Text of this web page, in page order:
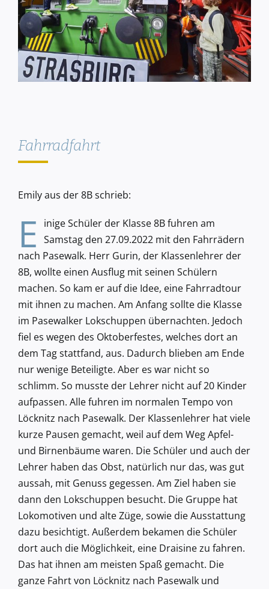
Fahrradfahrt
Emily aus der 8B schrieb:
E
inige Schüler der Klasse 8B fuhren am
Samstag den 27.09.2022 mit den Fahrrädern
nach Pasewalk. Herr Gurin, der Klassenlehrer der
8B, wollte einen Ausflug mit seinen Schülern
machen. So kam er auf die Idee, eine Fahrradtour
mit ihnen zu machen. Am Anfang sollte die Klasse
im Pasewalker Lokschuppen übernachten. Jedoch
fiel es wegen des Oktoberfestes, welches dort an
dem Tag stattfand, aus. Dadurch blieben am Ende
nur wenige Beteiligte. Aber es war nicht so
schlimm. So musste der Lehrer nicht auf 20 Kinder
aufpassen. Alle fuhren im normalen Tempo von
Löcknitz nach Pasewalk. Der Klassenlehrer hat viele
kurze Pausen gemacht, weil auf dem Weg Apfel-
und Birnenbäume waren. Die Schüler und auch der
Lehrer haben das Obst, natürlich nur das, was gut
aussah, mit Genuss gegessen. Am Ziel haben sie
dann den Lokschuppen besucht. Die Gruppe hat
Lokomotiven und alte Züge, sowie die Ausstattung
dazu besichtigt. Außerdem bekamen die Schüler
dort auch die Möglichkeit, eine Draisine zu fahren.
Das hat ihnen am meisten Spaß gemacht. Die
ganze Fahrt von Löcknitz nach Pasewalk und